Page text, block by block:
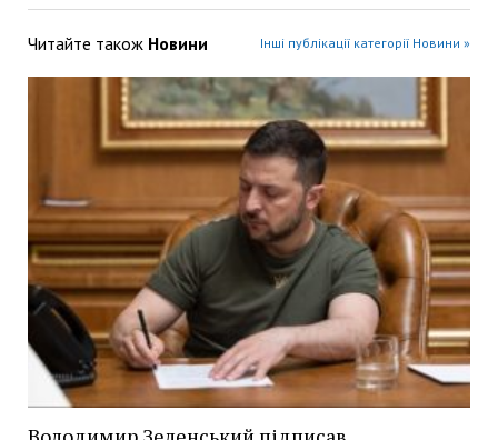
Читайте також Новини Інші публікації категорії Новини »